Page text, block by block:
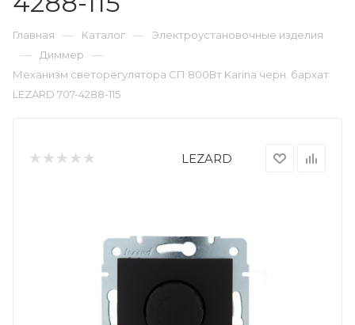
Главная — Каталог — Электроустановочные изделия
— Диммер —
Механизм светорегулятора СП 800Вт Karina черн. бархат
LEZARD 707-4288-115
LEZARD